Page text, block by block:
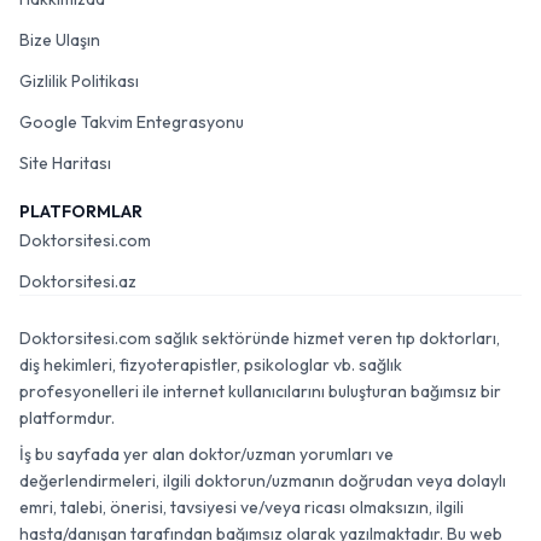
Bize Ulaşın
Gizlilik Politikası
Google Takvim Entegrasyonu
Site Haritası
PLATFORMLAR
Doktorsitesi.com
Doktorsitesi.az
Doktorsitesi.com sağlık sektöründe hizmet veren tıp doktorları,
diş hekimleri, fizyoterapistler, psikologlar vb. sağlık
profesyonelleri ile internet kullanıcılarını buluşturan bağımsız bir
platformdur.
İş bu sayfada yer alan doktor/uzman yorumları ve
değerlendirmeleri, ilgili doktorun/uzmanın doğrudan veya dolaylı
emri, talebi, önerisi, tavsiyesi ve/veya ricası olmaksızın, ilgili
hasta/danışan tarafından bağımsız olarak yazılmaktadır. Bu web